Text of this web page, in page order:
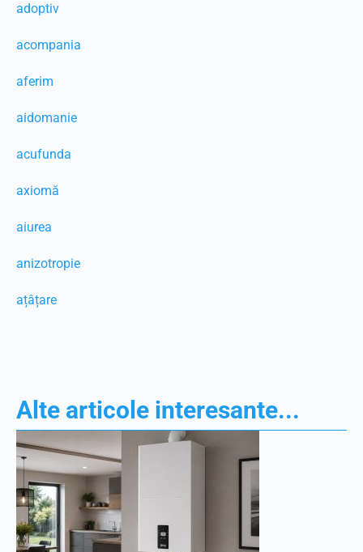
adoptiv
acompania
aferim
aidomanie
acufunda
axiomă
aiurea
anizotropie
ațâțare
Alte articole interesante...